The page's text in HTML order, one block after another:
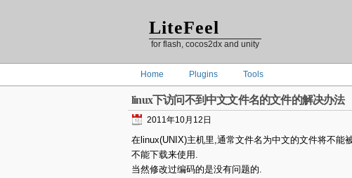
LiteFeel
for flash, cocos2dx and unity
Home Plugins Tools
linux下访问不到中文文件名的文件的解决办法
2011年10月12日
在linux(UNIX)主机里,通常文件名为中文的文件将不
不能下载来使用.
当然修改过编码的是没有问题的.